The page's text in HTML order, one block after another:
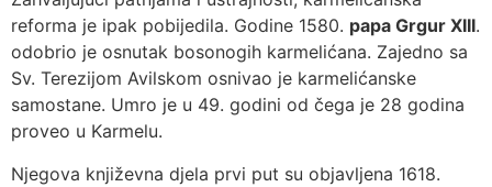
reforma je ipak pobijedila. Godine 1580. papa Grgur XIII.
odobrio je osnutak bosonogih karmelićana. Zajedno sa
Sv. Terezijom Avilskom osnivao je karmelićanske
samostane. Umro je u 49. godini od čega je 28 godina
proveo u Karmelu.
Njegova književna djela prvi put su objavljena 1618.